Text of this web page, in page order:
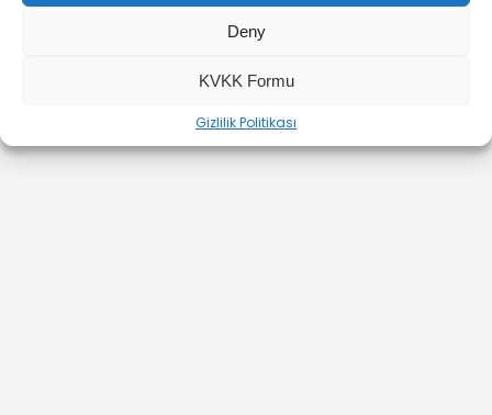
Deny
KVKK Formu
Gizlilik Politikası